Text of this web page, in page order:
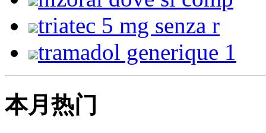
triatec 5 mg senza r
tramadol generique 1
本月热门